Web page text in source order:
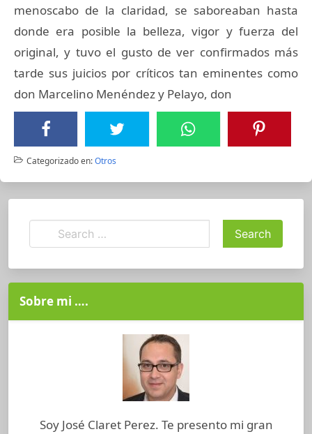
menoscabo de la claridad, se saboreaban hasta
donde era posible la belleza, vigor y fuerza del
original, y tuvo el gusto de ver confirmados más
tarde sus juicios por críticos tan eminentes como
don Marcelino Menéndez y Pelayo, don
Categorizado en:Otros
Sobre mi ….
Soy José Claret Perez. Te presento mi gran